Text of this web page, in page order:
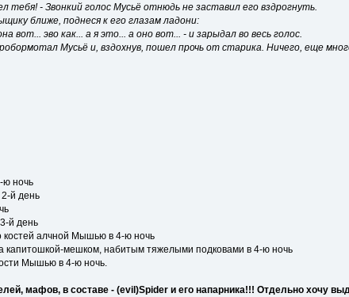
тебя! - Звонкий голос Мусьё отнюдь не заставил его вздрогнуть.
ближе, поднеся к его глазам ладони:
вот... эво как... а я это... а оно вот... - и зарыдал во весь голос.
Мусьё и, вздохнув, пошел прочь от старика. Ничего, еще
ю ночь
й день
й день
костей алчной Мышью в 4-ю ночь
капитошкой-мешком, набитым тяжелыми подковами в 4-ю ночь
Мышью в 4-ю ночь.
мафов, в составе - (evil)Spider и его напарника!!! Отдельно хочу